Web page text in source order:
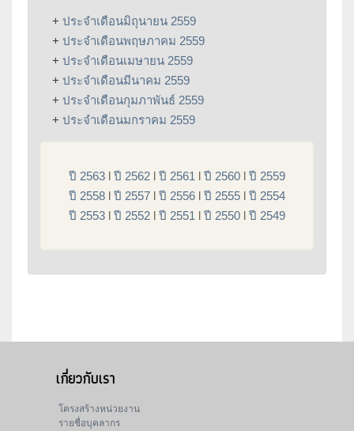
+ ประจำเดือนมิถุนายน 2559
+ ประจำเดือนพฤษภาคม 2559
+ ประจำเดือนเมษายน 2559
+ ประจำเดือนมีนาคม 2559
+ ประจำเดือนกุมภาพันธ์ 2559
+ ประจำเดือนมกราคม 2559
ปี 2563 l ปี 2562 l ปี 2561 l ปี 2560 l ปี 2559
ปี 2558 l ปี 2557 l ปี 2556 l ปี 2555 l ปี 2554
ปี 2553 l ปี 2552 l ปี 2551 l ปี 2550 l ปี 2549
เกี่ยวกับเรา
โครงสร้างหน่วยงาน
รายชื่อบุคลากร